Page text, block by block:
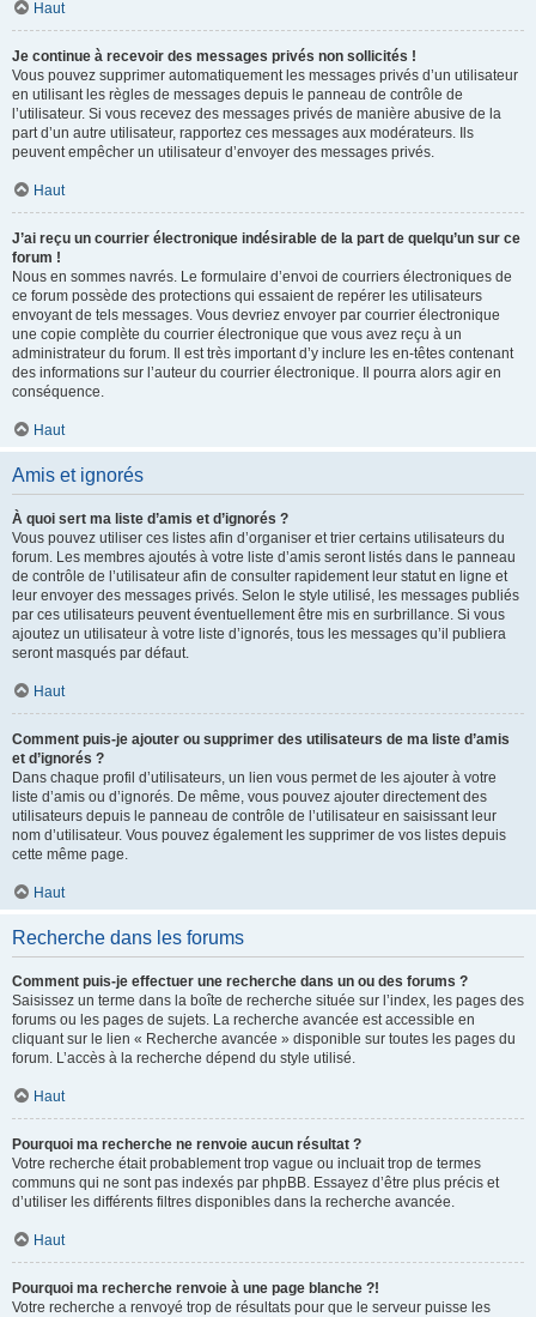
Haut
Je continue à recevoir des messages privés non sollicités !
Vous pouvez supprimer automatiquement les messages privés d’un utilisateur
en utilisant les règles de messages depuis le panneau de contrôle de
l’utilisateur. Si vous recevez des messages privés de manière abusive de la
part d’un autre utilisateur, rapportez ces messages aux modérateurs. Ils
peuvent empêcher un utilisateur d’envoyer des messages privés.
Haut
J’ai reçu un courrier électronique indésirable de la part de quelqu’un sur ce
forum !
Nous en sommes navrés. Le formulaire d’envoi de courriers électroniques de
ce forum possède des protections qui essaient de repérer les utilisateurs
envoyant de tels messages. Vous devriez envoyer par courrier électronique
une copie complète du courrier électronique que vous avez reçu à un
administrateur du forum. Il est très important d’y inclure les en-têtes contenant
des informations sur l’auteur du courrier électronique. Il pourra alors agir en
conséquence.
Haut
Amis et ignorés
À quoi sert ma liste d’amis et d’ignorés ?
Vous pouvez utiliser ces listes afin d’organiser et trier certains utilisateurs du
forum. Les membres ajoutés à votre liste d’amis seront listés dans le panneau
de contrôle de l’utilisateur afin de consulter rapidement leur statut en ligne et
leur envoyer des messages privés. Selon le style utilisé, les messages publiés
par ces utilisateurs peuvent éventuellement être mis en surbrillance. Si vous
ajoutez un utilisateur à votre liste d’ignorés, tous les messages qu’il publiera
seront masqués par défaut.
Haut
Comment puis-je ajouter ou supprimer des utilisateurs de ma liste d’amis
et d’ignorés ?
Dans chaque profil d’utilisateurs, un lien vous permet de les ajouter à votre
liste d’amis ou d’ignorés. De même, vous pouvez ajouter directement des
utilisateurs depuis le panneau de contrôle de l’utilisateur en saisissant leur
nom d’utilisateur. Vous pouvez également les supprimer de vos listes depuis
cette même page.
Haut
Recherche dans les forums
Comment puis-je effectuer une recherche dans un ou des forums ?
Saisissez un terme dans la boîte de recherche située sur l’index, les pages des
forums ou les pages de sujets. La recherche avancée est accessible en
cliquant sur le lien « Recherche avancée » disponible sur toutes les pages du
forum. L’accès à la recherche dépend du style utilisé.
Haut
Pourquoi ma recherche ne renvoie aucun résultat ?
Votre recherche était probablement trop vague ou incluait trop de termes
communs qui ne sont pas indexés par phpBB. Essayez d’être plus précis et
d’utiliser les différents filtres disponibles dans la recherche avancée.
Haut
Pourquoi ma recherche renvoie à une page blanche ?!
Votre recherche a renvoyé trop de résultats pour que le serveur puisse les